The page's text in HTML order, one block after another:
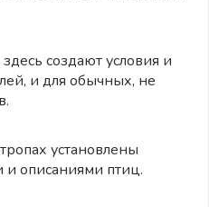
здесь создают условия и
и для обычных, не
установлены
описаниями птиц.